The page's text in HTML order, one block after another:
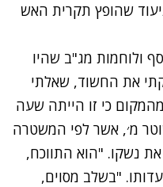
שהופץ תקרית האש
ולוחמות מג"ב שהיו
את החשוד, שאלתי
כי זו הייתה שעה
מ׳, אשר לפי המשטרה
נשקו. "הוא התווכח,
"בשלב מסוים,